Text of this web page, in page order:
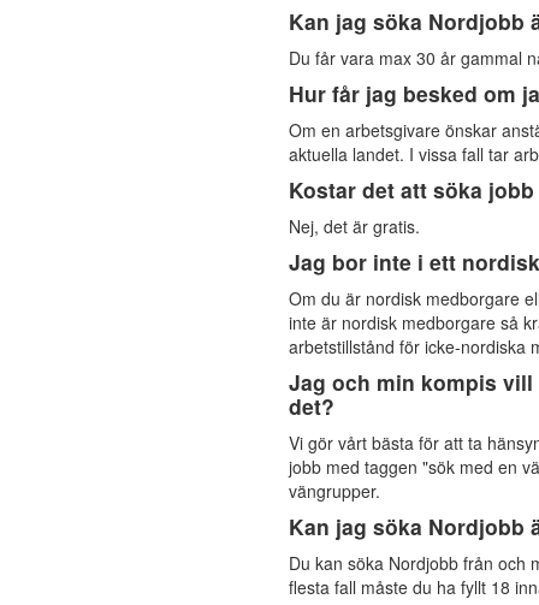
Kan jag söka Nordjobb
Du får vara max 30 år gammal
Hur får jag besked om
Om en arbetsgivare önskar
aktuella landet. I vissa fall tar
Kostar det att söka
Nej, det är gratis.
Jag bor inte i ett
Om du är nordisk medborgare
inte är nordisk medborgare så
arbetstillstånd för icke-nordiska
Jag och min kompis
det?
Vi gör vårt bästa för att ta
jobb med taggen "sök med en
vängrupper.
Kan jag söka Nordjobb
Du kan söka Nordjobb från och
flesta fall måste du ha fyllt 18